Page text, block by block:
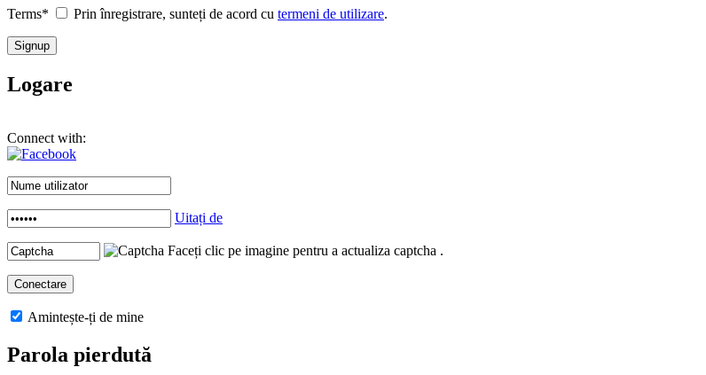
Terms* Prin înregistrare, sunteți de acord cu termeni de utilizare.
Logare
Connect with:
Uitați de
Faceți clic pe imagine pentru a actualiza captcha .
Amintește-ți de mine
Parola pierdută